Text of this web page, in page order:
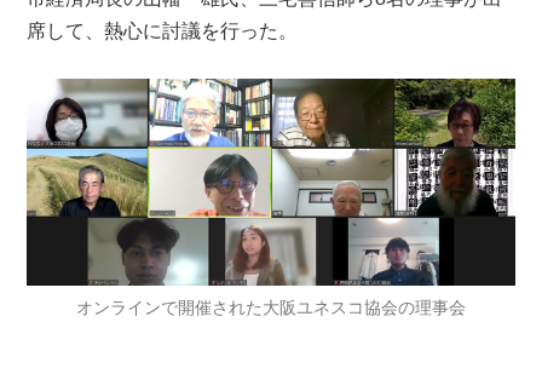
席して、熱心に討議を行った。
オンラインで開催された大阪ユネスコ協会の理事会